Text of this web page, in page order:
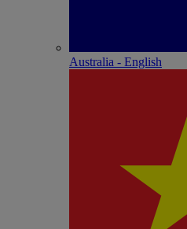
Australia - English